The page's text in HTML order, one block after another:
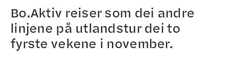
Bo.Aktiv reiser som dei andre
linjene på utlandstur dei to
fyrste vekene i november.